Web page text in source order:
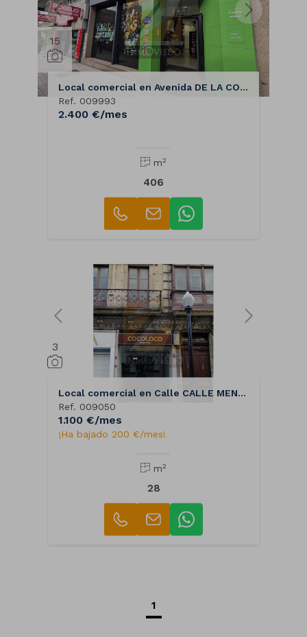
15
Local comercial en Avenida DE LA COSTA
Ref. 009993
2.400 €/mes
m2
406
3
Local comercial en Calle CALLE MENENDEZ VALDES
Ref. 009050
1.100 €/mes
¡Ha bajado 200 €/mes!
m2
28
1